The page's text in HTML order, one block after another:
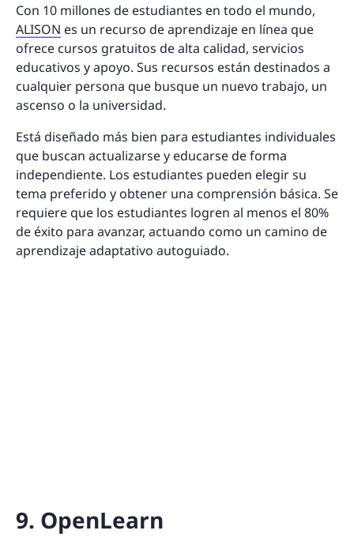
Con 10 millones de estudiantes en todo el mundo,
ALISON es un recurso de aprendizaje en línea que
ofrece cursos gratuitos de alta calidad, servicios
educativos y apoyo. Sus recursos están destinados a
cualquier persona que busque un nuevo trabajo, un
ascenso o la universidad.
Está diseñado más bien para estudiantes individuales
que buscan actualizarse y educarse de forma
independiente. Los estudiantes pueden elegir su
tema preferido y obtener una comprensión básica. Se
requiere que los estudiantes logren al menos el 80%
de éxito para avanzar, actuando como un camino de
aprendizaje adaptativo autoguiado.
9. OpenLearn